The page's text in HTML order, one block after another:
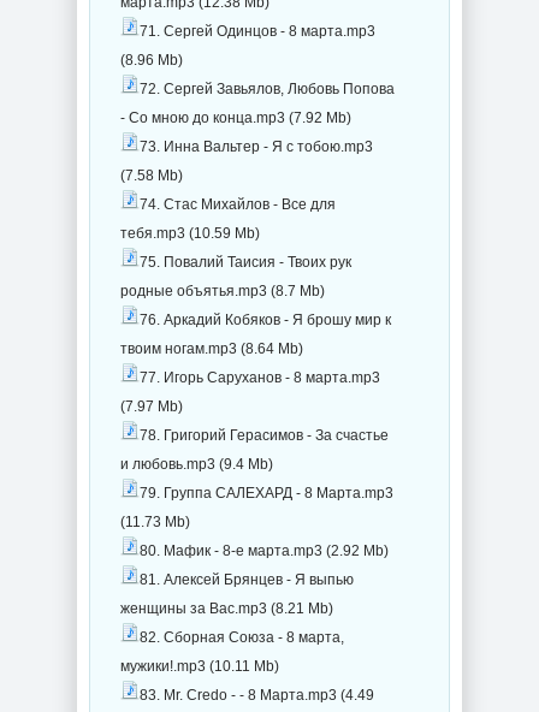
71. Сергей Одинцов - 8 марта.mp3
(8.96 Mb)
72. Сергей Завьялов, Любовь Попова
- Со мною до конца.mp3 (7.92 Mb)
73. Инна Вальтер - Я с тобою.mp3
(7.58 Mb)
74. Стас Михайлов - Все для
тебя.mp3 (10.59 Mb)
75. Повалий Таисия - Твоих рук
родные объятья.mp3 (8.7 Mb)
76. Аркадий Кобяков - Я брошу мир к
твоим ногам.mp3 (8.64 Mb)
77. Игорь Саруханов - 8 марта.mp3
(7.97 Mb)
78. Григорий Герасимов - За счастье
и любовь.mp3 (9.4 Mb)
79. Группа САЛЕХАРД - 8 Марта.mp3
(11.73 Mb)
80. Мафик - 8-е марта.mp3 (2.92 Mb)
81. Алексей Брянцев - Я выпью
женщины за Вас.mp3 (8.21 Mb)
82. Сборная Союза - 8 марта,
мужики!.mp3 (10.11 Mb)
83. Мr. Credo - - 8 Марта.mp3 (4.49